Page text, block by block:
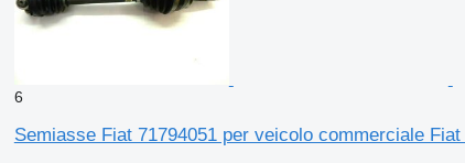
6
Semiasse Fiat 71794051 per veicolo commerciale Fiat